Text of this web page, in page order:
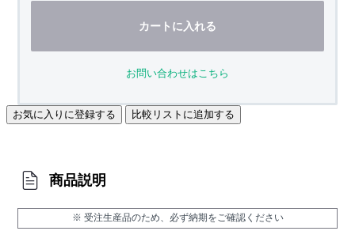
カートに入れる
お問い合わせはこちら
お気に入りに登録する 比較リストに追加する
商品説明
※ 受注生産品のため、必ず納期をご確認ください